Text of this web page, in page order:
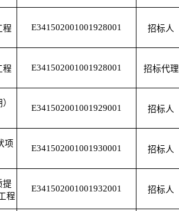
程 E341502001001928001 招标人
程 E341502001001928001 招标代理
E341502001001929001 招标人
项
E341502001001930001 招标人
提
程
E341502001001932001 招标人